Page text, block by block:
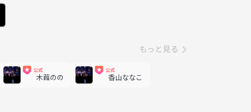
もっと見る
木葭のの 香山ななこ